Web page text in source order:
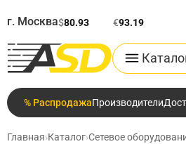
г. Москва$80.93 €93.19
% РаспродажаПроизводители
Главная›Каталог›Сетевое